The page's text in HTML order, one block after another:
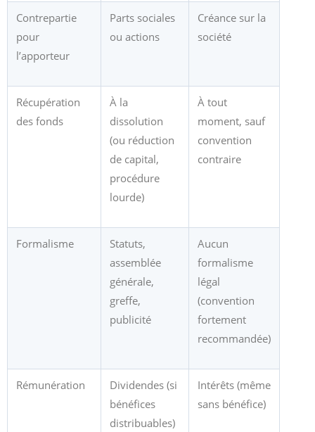
Contrepartie
pour
l’apporteur
Parts sociales
ou actions
Créance sur la
société
Récupération
des fonds
À la
dissolution
(ou réduction
de capital,
procédure
lourde)
À tout
moment, sauf
convention
contraire
Formalisme
Statuts,
assemblée
générale,
greffe,
publicité
Aucun
formalisme
légal
(convention
fortement
recommandée)
Rémunération
Dividendes (si
bénéfices
distribuables)
Intérêts (même
sans bénéfice)